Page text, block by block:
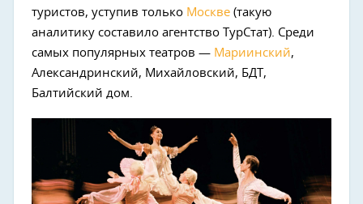
туристов, уступив только Москве (такую
аналитику составило агентство ТурСтат). Среди
самых популярных театров — Мариинский,
Александринский, Михайловский, БДТ,
Балтийский дом.